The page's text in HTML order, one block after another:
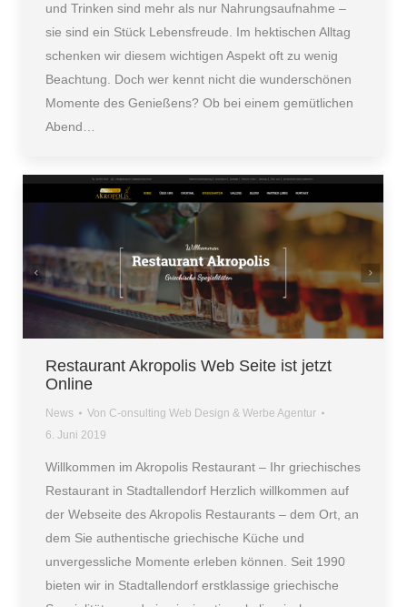
und Trinken sind mehr als nur Nahrungsaufnahme –
sie sind ein Stück Lebensfreude. Im hektischen Alltag
schenken wir diesem wichtigen Aspekt oft zu wenig
Beachtung. Doch wer kennt nicht die wunderschönen
Momente des Genießens? Ob bei einem gemütlichen
Abend…
Restaurant Akropolis Web Seite ist jetzt
Online
News Von C-onsulting Web Design & Werbe Agentur
6. Juni 2019
Willkommen im Akropolis Restaurant – Ihr griechisches
Restaurant in Stadtallendorf Herzlich willkommen auf
der Webseite des Akropolis Restaurants – dem Ort, an
dem Sie authentische griechische Küche und
unvergessliche Momente erleben können. Seit 1990
bieten wir in Stadtallendorf erstklassige griechische